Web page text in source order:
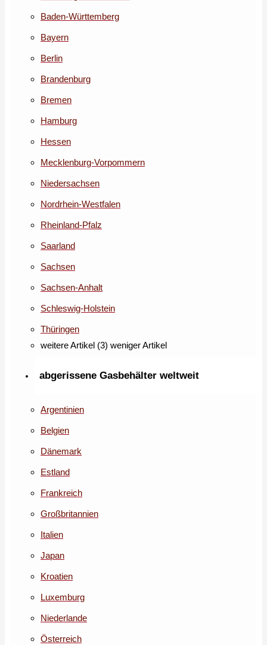
Baden-Württemberg
Bayern
Berlin
Brandenburg
Bremen
Hamburg
Hessen
Mecklenburg-Vorpommern
Niedersachsen
Nordrhein-Westfalen
Rheinland-Pfalz
Saarland
Sachsen
Sachsen-Anhalt
Schleswig-Holstein
Thüringen
weitere Artikel (3) weniger Artikel
abgerissene Gasbehälter weltweit
Argentinien
Belgien
Dänemark
Estland
Frankreich
Großbritannien
Italien
Japan
Kroatien
Luxemburg
Niederlande
Österreich